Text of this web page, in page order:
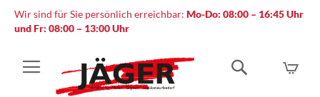
Wir sind für Sie persönlich erreichbar: Mo-Do: 08:00 – 16:45 Uhr
und Fr: 08:00 – 13:00 Uhr